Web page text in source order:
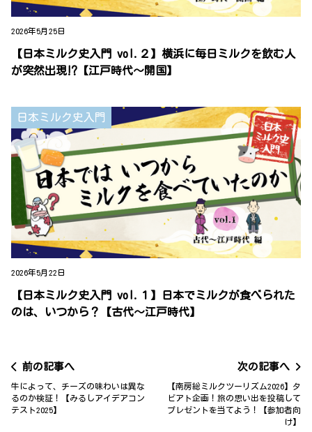
2026年5月25日
【日本ミルク史入門 vol.２】横浜に毎日ミルクを飲む人
が突然出現⁉【江戸時代～開国】
日本ミルク史入門
2026年5月22日
【日本ミルク史入門 vol.１】日本でミルクが食べられた
のは、いつから？【古代～江戸時代】
前の記事へ
牛によって、チーズの味わいは異な
るのか検証！【みるしアイデアコン
テスト2025】
次の記事へ
【南房総ミルクツーリズム2026】タ
ビアト企画！旅の思い出を投稿して
プレゼントを当てよう！【参加者向
け】